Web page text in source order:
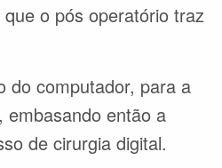
o pós operatório traz
do computador, para a
embasando então a
de cirurgia digital.